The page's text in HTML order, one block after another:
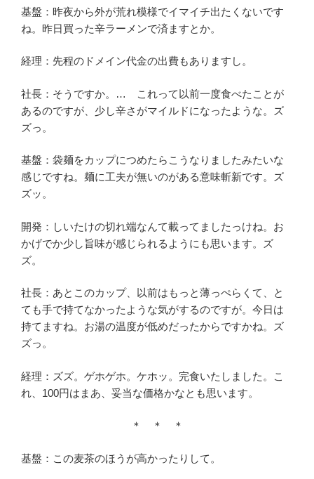
基盤：昨夜から外が荒れ模様でイマイチ出たくないです
ね。昨日買った辛ラーメンで済ますとか。
経理：先程のドメイン代金の出費もありますし。
社長：そうですか。… これって以前一度食べたことが
あるのですが、少し辛さがマイルドになったような。ズ
ズっ。
基盤：袋麺をカップにつめたらこうなりましたみたいな
感じですね。麺に工夫が無いのがある意味斬新です。ズ
ズッ。
開発：しいたけの切れ端なんて載ってましたっけね。お
かげでか少し旨味が感じられるようにも思います。ズ
ズ。
社長：あとこのカップ、以前はもっと薄っぺらくて、と
ても手で持てなかったような気がするのですが。今日は
持てますね。お湯の温度が低めだったからですかね。ズ
ズっ。
経理：ズズ。ゲホゲホ。ケホッ。完食いたしました。こ
れ、100円はまあ、妥当な価格かなとも思います。
＊ ＊ ＊
基盤：この麦茶のほうが高かったりして。